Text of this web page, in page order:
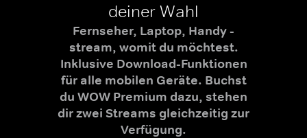
deiner Wahl
Fernseher, Laptop, Handy -
stream, womit du möchtest.
Inklusive Download-Funktionen
für alle mobilen Geräte. Buchst
du WOW Premium dazu, stehen
dir zwei Streams gleichzeitig zur
Verfügung.